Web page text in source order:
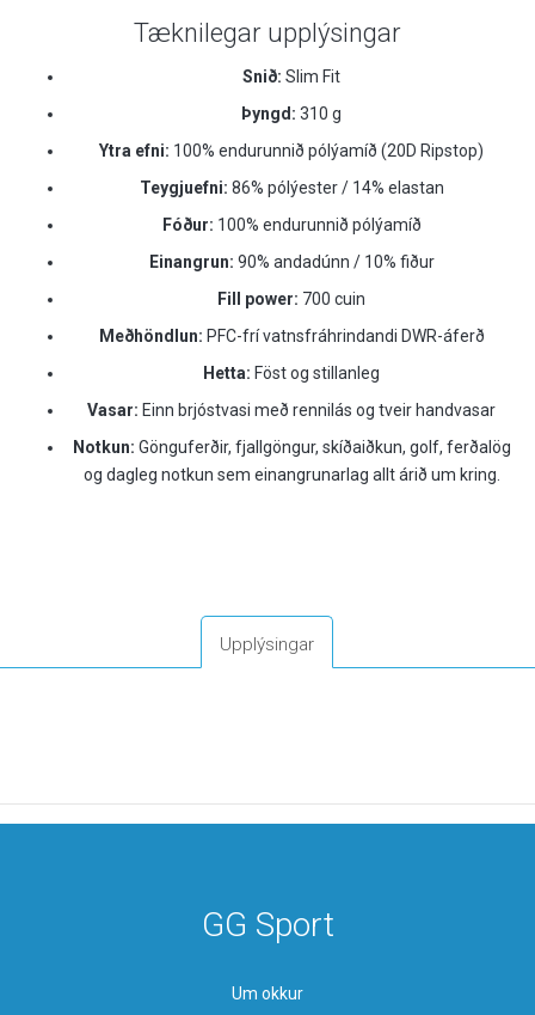
Tæknilegar upplýsingar
Snið: Slim Fit
Þyngd: 310 g
Ytra efni: 100% endurunnið pólýamíð (20D Ripstop)
Teygjuefni: 86% pólýester / 14% elastan
Fóður: 100% endurunnið pólýamíð
Einangrun: 90% andadúnn / 10% fiður
Fill power: 700 cuin
Meðhöndlun: PFC-frí vatnsfráhrindandi DWR-áferð
Hetta: Föst og stillanleg
Vasar: Einn brjóstvasi með rennilás og tveir handvasar
Notkun: Gönguferðir, fjallgöngur, skíðaiðkun, golf, ferðalög
og dagleg notkun sem einangrunarlag allt árið um kring.
Upplýsingar
GG Sport
Um okkur